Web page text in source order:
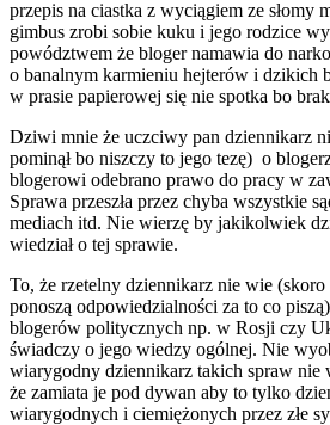
przepis na ciastka z wyciągiem ze słomy
gimbus zrobi sobie kuku i jego rodzice
powództwem że bloger namawia do
o banalnym karmieniu hejterów i dzikich
w prasie papierowej się nie spotka bo
Dziwi mnie że uczciwy pan dziennikarz
pominął bo niszczy to jego tezę) o
blogerowi odebrano prawo do pracy w
Sprawa przeszła przez chyba wszystkie
mediach itd. Nie wierzę by jakikolwiek
wiedział o tej sprawie.
To, że rzetelny dziennikarz nie wie
ponoszą odpowiedzialności za to co
blogerów politycznych np. w Rosji czy
świadczy o jego wiedzy ogólnej. Nie
wiarygodny dziennikarz takich spraw nie
że zamiata je pod dywan aby to tylko
wiarygodnych i ciemiężonych przez złe